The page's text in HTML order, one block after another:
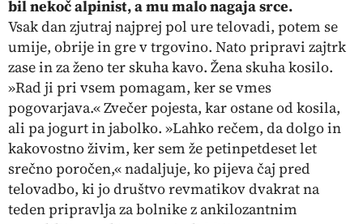
bil nekoč alpinist, a mu malo nagaja srce.
Vsak dan zjutraj najprej pol ure telovadi, potem se
umije, obrije in gre v trgovino. Nato pripravi zajtrk
zase in za ženo ter skuha kavo. Žena skuha kosilo.
»Rad ji pri vsem pomagam, ker se vmes
pogovarjava.« Zvečer pojesta, kar ostane od kosila,
ali pa jogurt in jabolko. »Lahko rečem, da dolgo in
kakovostno živim, ker sem že petinpetdeset let
srečno poročen,« nadaljuje, ko pijeva čaj pred
telovadbo, ki jo društvo revmatikov dvakrat na
teden pripravlja za bolnike z ankilozantnim